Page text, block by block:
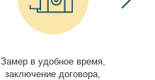
Замер в удобное время,
заключение договора,